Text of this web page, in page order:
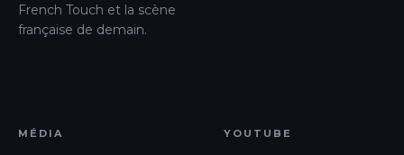
French Touch et la scène
française de demain.
MÉDIA YOUTUBE